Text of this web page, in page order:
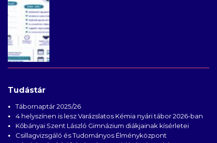
Tudástár
Tábornaptár 2025/26
4 helyszínen is lesz Varázslatos Kémia nyári tábor 2026-ban
Kőbányai Szent László Gimnázium diákjainak kísérletei
Csillagvizsgáló és Tudományos Élményközpont